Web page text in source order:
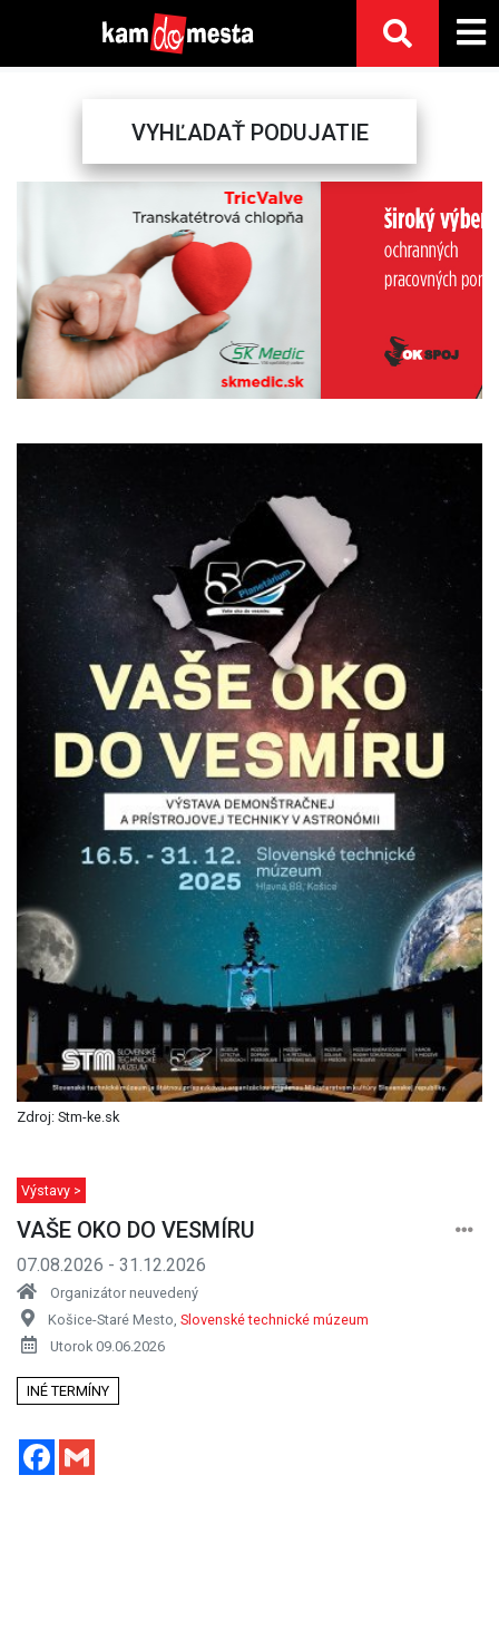
VYHĽADAŤ PODUJATIE
Previous
Zdroj: Stm-ke.sk
Výstavy >
VAŠE OKO DO VESMÍRU
07.08.2026 - 31.12.2026
Organizátor neuvedený
Košice-Staré Mesto, Slovenské technické múzeum
Utorok 09.06.2026
INÉ TERMÍNY
Facebook